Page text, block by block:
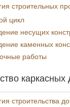
строительных
цикл
несущих
каменных
работы
каркасных
строительства